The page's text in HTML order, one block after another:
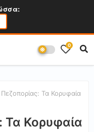
0
Τα Κορυφαία
Τα Κορυφαία